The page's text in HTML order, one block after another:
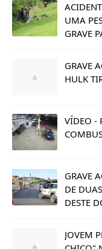
UMA
GRAVE
GRAVE
HULK
VÍDEO -
GRAVE
DE
DESTE
JOVEM